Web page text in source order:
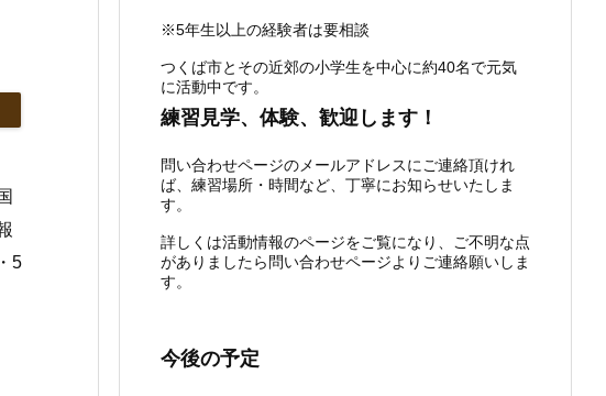
5
※5年生以上の経験者は要相談
つくば市とその近郊の小学生を中心に約40名で元気
に活動中です。
練習見学、体験、歓迎します！
問い合わせページのメールアドレスにご連絡頂けれ
ば、練習場所・時間など、丁寧にお知らせいたしま
す。
詳しくは活動情報のページをご覧になり、ご不明な点
がありましたら問い合わせページよりご連絡願いしま
す。
今後の予定